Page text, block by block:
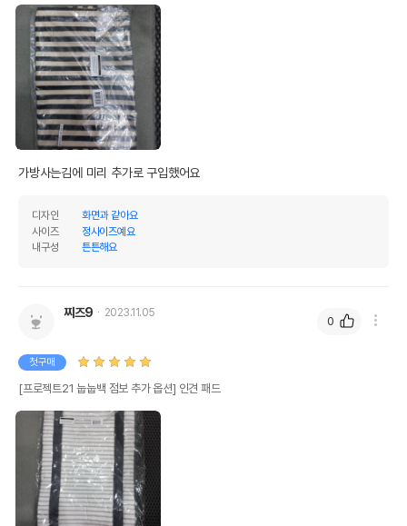
가방사는김에 미리 추가로 구입했어요
디자인
화면과 같아요
사이즈
정사이즈예요
내구성
튼튼해요
찌즈9 2023.11.05
첫구매
[프로젝트21 눕눕백 점보 추가 옵션] 인견 패드
0